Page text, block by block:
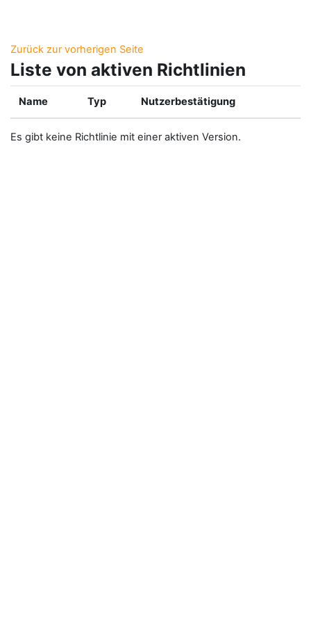
Zurück zur vorherigen Seite
Liste von aktiven Richtlinien
Name Typ Nutzerbestätigung
Es gibt keine Richtlinie mit einer aktiven Version.